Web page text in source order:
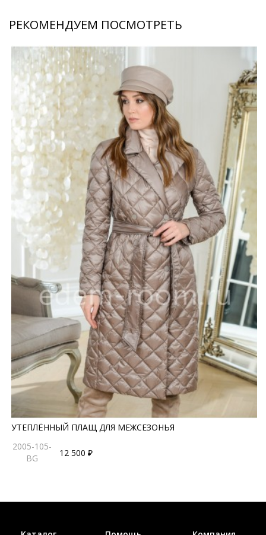
РЕКОМЕНДУЕМ ПОСМОТРЕТЬ
УТЕПЛЁННЫЙ ПЛАЩ ДЛЯ МЕЖСЕЗОНЬЯ
2005-105-
BG
12 500 ₽